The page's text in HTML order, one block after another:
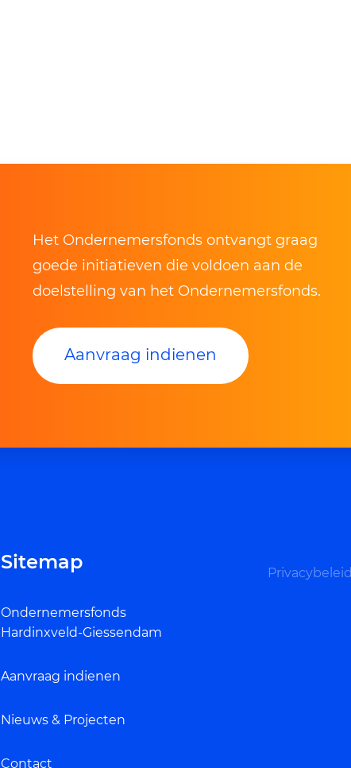
Het Ondernemersfonds ontvangt graag
goede initiatieven die voldoen aan de
doelstelling van het Ondernemersfonds.
Aanvraag indienen
Sitemap
Ondernemersfonds
Hardinxveld-Giessendam
Aanvraag indienen
Nieuws & Projecten
Contact
Privacybeleid